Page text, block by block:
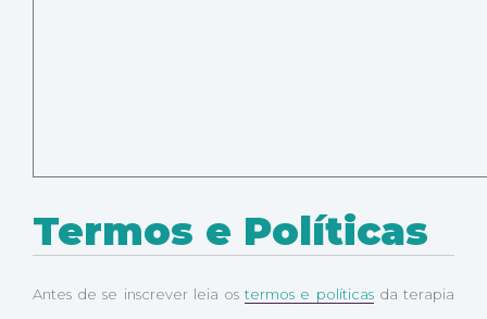
Termos e Políticas
Antes de se inscrever leia ostermos e políticasda terapia